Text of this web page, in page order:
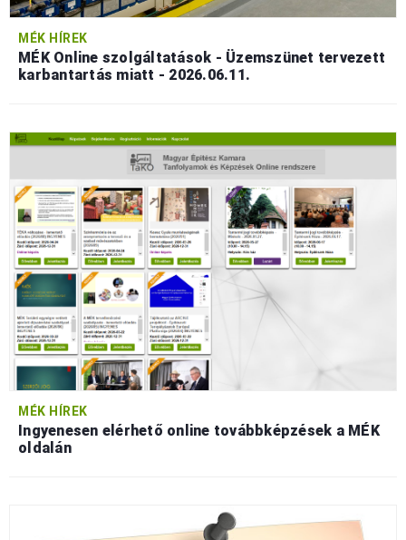
MÉK HÍREK
MÉK Online szolgáltatások - Üzemszünet tervezett
karbantartás miatt - 2026.06.11.
MÉK HÍREK
Ingyenesen elérhető online továbbképzések a MÉK
oldalán